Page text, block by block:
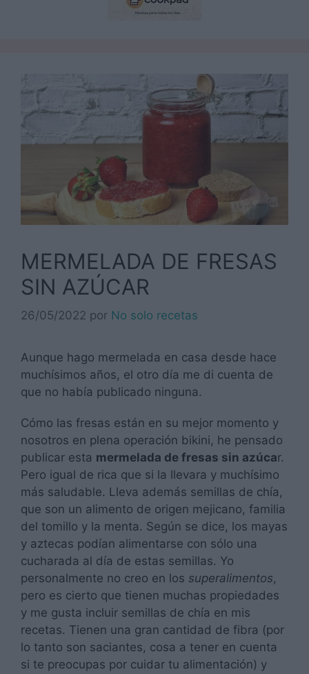
MERMELADA DE FRESAS
SIN AZÚCAR
26/05/2022 por No solo recetas
Aunque hago mermelada en casa desde hace
muchísimos años, el otro día me di cuenta de
que no había publicado ninguna.
Cómo las fresas están en su mejor momento y
nosotros en plena operación bikini, he pensado
publicar esta mermelada de fresas sin azúcar.
Pero igual de rica que si la llevara y muchísimo
más saludable. Lleva además semillas de chía,
que son un alimento de origen mejicano, familia
del tomillo y la menta. Según se dice, los mayas
y aztecas podían alimentarse con sólo una
cucharada al día de estas semillas. Yo
personalmente no creo en los superalimentos,
pero es cierto que tienen muchas propiedades
y me gusta incluir semillas de chía en mis
recetas. Tienen una gran cantidad de fibra (por
lo tanto son saciantes, cosa a tener en cuenta
si te preocupas por cuidar tu alimentación) y